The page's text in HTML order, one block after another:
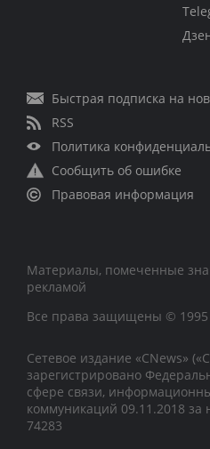
Быстрая подписка на
RSS
Политика
Сообщить об ошибке
Правовая информация
Материалы, помеченные
рекламой
Все права защищены © 1995
Сетевое издание «CNews»
зарегистрировано
сфере связи,
коммуникаций 09.11.2018
74283